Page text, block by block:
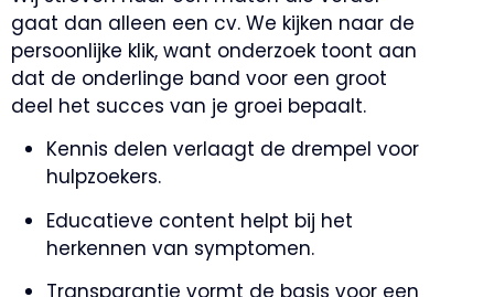
gaat dan alleen een cv. We kijken naar de
persoonlijke klik, want onderzoek toont aan
dat de onderlinge band voor een groot
deel het succes van je groei bepaalt.
Kennis delen verlaagt de drempel voor
hulpzoekers.
Educatieve content helpt bij het
herkennen van symptomen.
Transparantie vormt de basis voor een